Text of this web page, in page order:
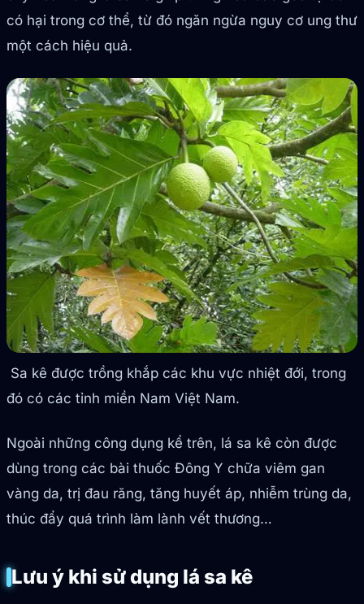
có hại trong cơ thể, từ đó ngăn ngừa nguy cơ ung thư
một cách hiệu quả.
Sa kê được trồng khắp các khu vực nhiệt đới, trong
đó có các tỉnh miền Nam Việt Nam.
Ngoài những công dụng kể trên, lá sa kê còn được
dùng trong các bài thuốc Đông Y chữa viêm gan
vàng da, trị đau răng, tăng huyết áp, nhiễm trùng da,
thúc đẩy quá trình làm lành vết thương…
Lưu ý khi sử dụng lá sa kê